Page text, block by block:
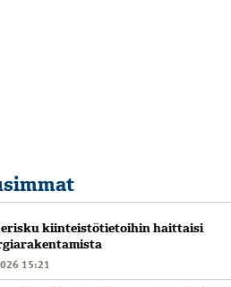
kiinteistötietoihin haittaisi
15:21